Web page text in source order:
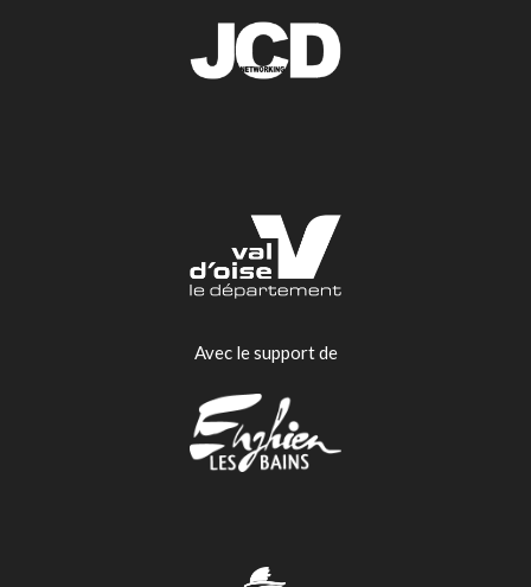
Avec le support de